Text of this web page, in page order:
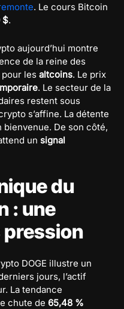
. Le cours Bitcoin
$.
aujourd’hui montre
de la reine des
les altcoins. Le prix
. Le secteur de la
restent sous
s’affine. La détente
De son côté,
un signal
du
: une
pression
DOGE illustre un
jours, l’actif
La tendance
chute de 65,48 %